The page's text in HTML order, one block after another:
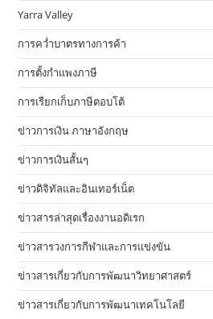
Yarra Valley
การคว่ำบาตรทางการค้า
การตั้งกำแพงภาษี
การเรียกเก็บภาษีตอบโต้
ข่าวการเงิน ภาษาอังกฤษ
ข่าวการเงินสั้นๆ
ข่าวดิจิทัลและอินเทอร์เน็ต
ข่าวสารล่าสุดเรื่องงานอดิเรก
ข่าวสารวงการกีฬาและการแข่งขัน
ข่าวสารเกี่ยวกับการพัฒนาวิทยาศาสตร์
ข่าวสารเกี่ยวกับการพัฒนาเทคโนโลยี